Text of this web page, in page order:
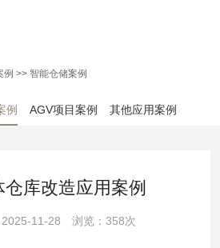
例 AGV项目案例 其他应用案例
例 >> 智能仓储案例
库改造应用案例
2025-11-28 浏览：358次